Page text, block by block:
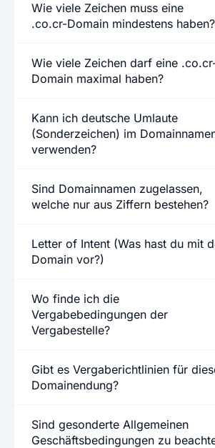
Wie viele Zeichen muss eine
.co.cr-Domain mindestens haben?
Wie viele Zeichen darf eine
Domain maximal haben?
Kann ich deutsche Umlaute
(Sonderzeichen) im
verwenden?
Sind Domainnamen zugelassen,
welche nur aus Ziffern bestehen?
Letter of Intent (Was hast du mit
Domain vor?)
Wo finde ich die
Vergabebedingungen der
Vergabestelle?
Gibt es Vergaberichtlinien für
Domainendung?
Sind gesonderte Allgemeinen
Geschäftsbedingungen zu